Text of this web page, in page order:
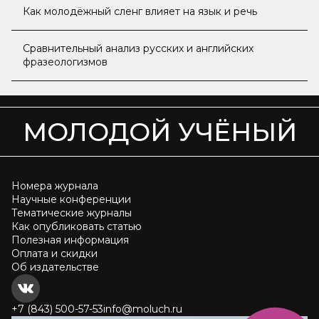
Как молодёжный сленг влияет на язык и речь
Сравнительный анализ русских и английских
фразеологизмов
МОЛОДОЙ УЧЁНЫЙ
Номера журнала
Научные конференции
Тематические журналы
Как опубликовать статью
Полезная информация
Оплата и скидки
Об издательстве
+7 (843) 500-57-53info@moluch.ru